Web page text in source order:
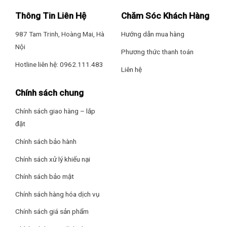
Thông Tin Liên Hệ
987 Tam Trinh, Hoàng Mai, Hà
Nội
Hotline liên hệ: 0962.111.483
Chăm Sóc Khách Hàng
Hướng dẫn mua hàng
Phương thức thanh toán
Liên hệ
Chính sách chung
Chính sách giao hàng – lắp
đặt
Chính sách bảo hành
Chính sách xử lý khiếu nại
Chính sách bảo mật
Chính sách hàng hóa dịch vụ
Chính sách giá sản phẩm